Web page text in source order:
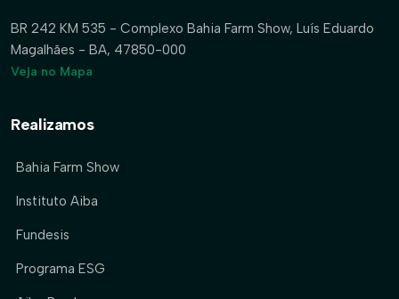
BR 242 KM 535 - Complexo Bahia Farm Show, Luís Eduardo
Magalhães - BA, 47850-000
Veja no Mapa
Realizamos
Bahia Farm Show
Instituto Aiba
Fundesis
Programa ESG